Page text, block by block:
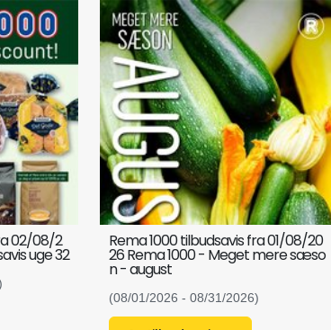
02/08/2
uge 32
Rema 1000 tilbudsavis fra 01/08/20
26 Rema 1000 - Meget mere sæso
n - august
(08/01/2026 - 08/31/2026)